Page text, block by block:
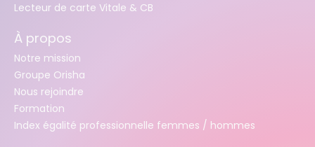
Lecteur de carte Vitale & CB
À propos
Notre mission
Groupe Orisha
Nous rejoindre
Formation
Index égalité professionnelle femmes / hommes